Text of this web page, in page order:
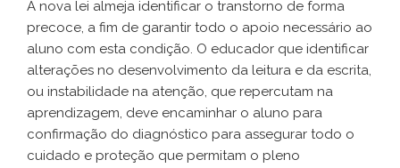
A nova lei almeja identificar o transtorno de forma
precoce, a fim de garantir todo o apoio necessário ao
aluno com esta condição. O educador que identificar
alterações no desenvolvimento da leitura e da escrita,
ou instabilidade na atenção, que repercutam na
aprendizagem, deve encaminhar o aluno para
confirmação do diagnóstico para assegurar todo o
cuidado e proteção que permitam o pleno